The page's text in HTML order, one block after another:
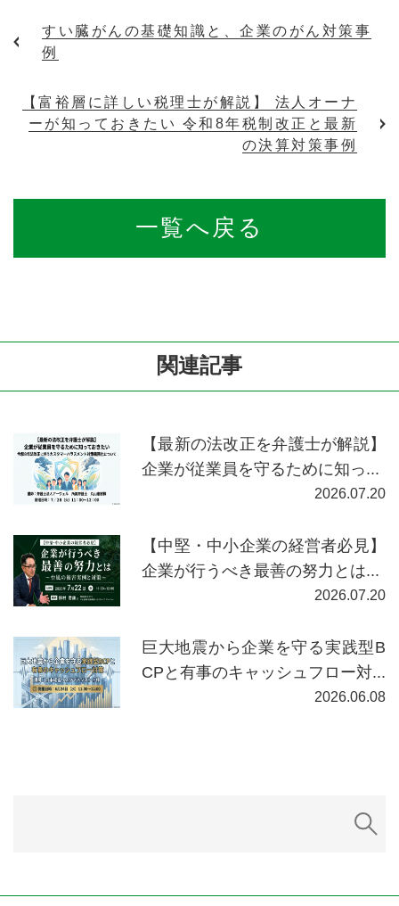
すい臓がんの基礎知識と、企業のがん対策事
例
一覧へ戻る
【富裕層に詳しい税理士が解説】 法人オーナ
ーが知っておきたい 令和8年税制改正と最新
の決算対策事例
関連記事
【最新の法改正を弁護士が解説】
企業が従業員を守るために知っ...
2026.07.20
【中堅・中小企業の経営者必見】
企業が行うべき最善の努力とは...
2026.07.20
巨大地震から企業を守る実践型B
CPと有事のキャッシュフロー対...
2026.06.08